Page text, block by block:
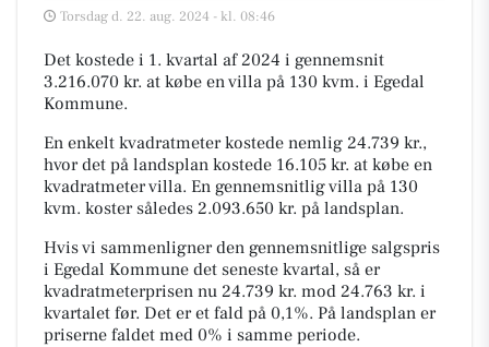
Torsdag d. 22. aug. 2024 - kl. 08:46
Det kostede i 1. kvartal af 2024 i gennemsnit
3.216.070 kr. at købe en villa på 130 kvm. i Egedal
Kommune.
En enkelt kvadratmeter kostede nemlig 24.739 kr.,
hvor det på landsplan kostede 16.105 kr. at købe en
kvadratmeter villa. En gennemsnitlig villa på 130
kvm. koster således 2.093.650 kr. på landsplan.
Hvis vi sammenligner den gennemsnitlige salgspris
i Egedal Kommune det seneste kvartal, så er
kvadratmeterprisen nu 24.739 kr. mod 24.763 kr. i
kvartalet før. Det er et fald på 0,1%. På landsplan er
priserne faldet med 0% i samme periode.